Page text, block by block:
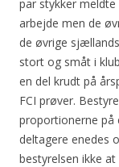
par stykker
arbejde men de
de øvrige
stort og småt i
en del krudt på
FCI prøver.
proportionerne på
deltagere enedes
bestyrelsen ikke